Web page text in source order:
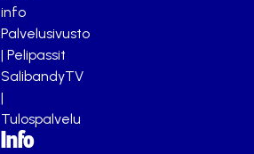
info
Palvelusivusto
| Pelipassit
SalibandyTV
|
Tulospalvelu
Info